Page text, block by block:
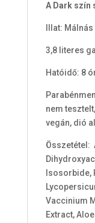
A Dark szín
Illat:
3,8 literes
Hatóidő: 8
nem
vegán, dió
Összetétel:
Isosorbide,
Vaccinium
Extract,